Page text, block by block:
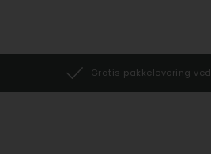
Gratis pakkelevering